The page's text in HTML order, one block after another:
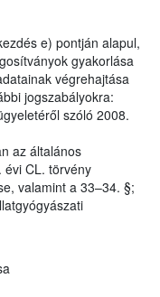
e) pontján alapul,
gyakorlása
végrehajtása
jogszabályokra:
szóló 2008.
az általános
évi CL. törvény
valamint a 33–34. §;